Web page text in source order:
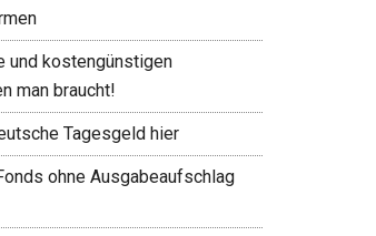
und kostengünstigen
man braucht!
Tagesgeld hier
ohne Ausgabeaufschlag